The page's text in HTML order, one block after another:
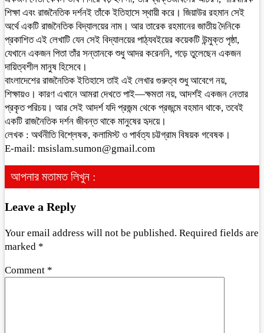
শিক্ষা এবং রাজনৈতিক দর্শনই তাঁকে ইতিহাসে স্থায়ী করে। জিয়াউর রহমান সেই
অর্থে একটি রাজনৈতিক বিদ্যালয়ের নাম। আর তারেক রহমানের জাতীয় দৈনিকে
প্রকাশিত এই লেখাটি যেন সেই বিদ্যালয়ের পাঠ্যবইয়ের কয়েকটি উন্মুক্ত পৃষ্ঠা,
যেখানে একজন পিতা তাঁর সন্তানকে শুধু আদর করেননি, গড়ে তুলেছেন একজন
দায়িত্বশীল মানুষ হিসেবে।
বাংলাদেশের রাজনৈতিক ইতিহাসে তাই এই লেখার গুরুত্ব শুধু আবেগে নয়,
শিক্ষায়ও। কারণ এখানে আমরা দেখতে পাই—ক্ষমতা নয়, আদর্শই একজন নেতার
প্রকৃত পরিচয়। আর সেই আদর্শ যদি প্রজন্ম থেকে প্রজন্মে বহমান থাকে, তবেই
একটি রাজনৈতিক দর্শন জীবন্ত থাকে মানুষের হৃদয়ে।
লেখক : অর্থনীতি বিশ্লেষক, কলামিস্ট ও পার্বত্য চট্টগ্রাম বিষয়ক গবেষক।
E-mail: msislam.sumon@gmail.com
আপনার মতামত লিখুন :
Leave a Reply
Your email address will not be published. Required fields are
marked *
Comment *